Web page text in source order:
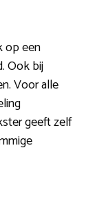
op een
Ook bij
Voor alle
geeft zelf